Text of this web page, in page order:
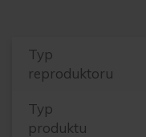
Typ
reproduktoru
Typ
produktu